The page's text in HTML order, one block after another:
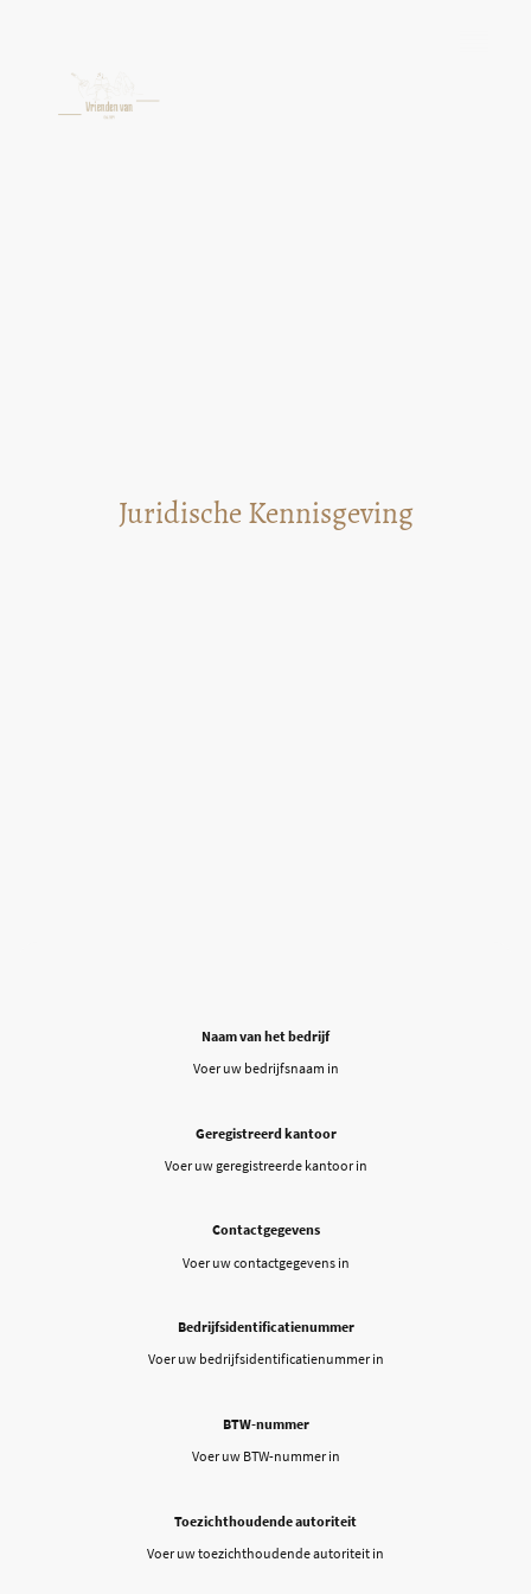
Juridische Kennisgeving
Naam van het bedrijf
Voer uw bedrijfsnaam in
Geregistreerd kantoor
Voer uw geregistreerde kantoor in
Contactgegevens
Voer uw contactgegevens in
Bedrijfsidentificatienummer
Voer uw bedrijfsidentificatienummer in
BTW-nummer
Voer uw BTW-nummer in
Toezichthoudende autoriteit
Voer uw toezichthoudende autoriteit in